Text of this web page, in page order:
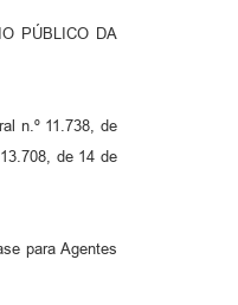
PÚBLICO DA
n.º 11.738, de
de 14 de
para Agentes